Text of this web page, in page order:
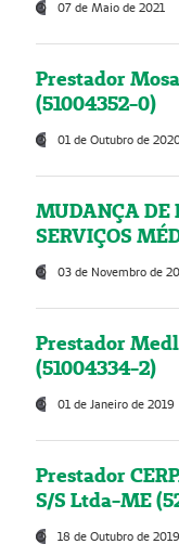
07 de Maio de 2021
Prestador
(51004352-0)
01 de Outubro de
MUDANÇA DE
SERVIÇOS
03 de Novembro de
Prestador
(51004334-2)
01 de Janeiro de 2019
Prestador
S/S Ltda-ME
18 de Outubro de 2019